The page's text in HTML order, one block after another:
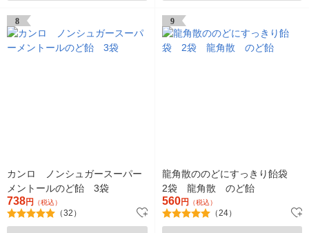
8
カンロ ノンシュガースーパー
メントールのど飴 3袋
738円 （税込）
（32）
9
龍角散ののどにすっきり飴袋
2袋 龍角散 のど飴
560円 （税込）
（24）